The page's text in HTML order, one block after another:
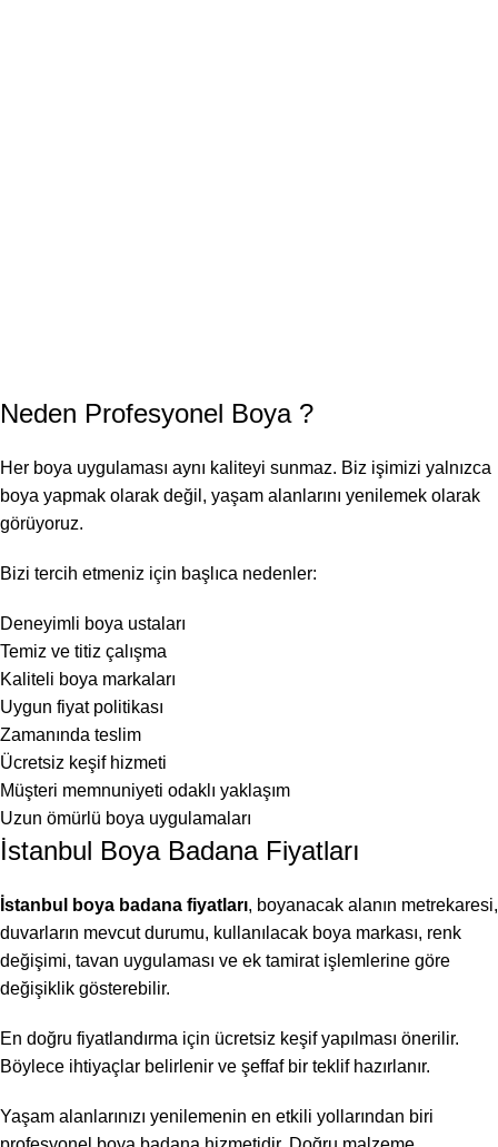
Neden Profesyonel Boya?
Her boya uygulaması aynı kaliteyi sunmaz. Biz işimizi yalnızca
boya yapmak olarak değil, yaşam alanlarını yenilemek olarak
görüyoruz.
Bizi tercih etmeniz için başlıca nedenler:
Deneyimli boya ustaları
Temiz ve titiz çalışma
Kaliteli boya markaları
Uygun fiyat politikası
Zamanında teslim
Ücretsiz keşif hizmeti
Müşteri memnuniyeti odaklı yaklaşım
Uzun ömürlü boya uygulamaları
İstanbul Boya Badana Fiyatları
İstanbul boya badana fiyatları, boyanacak alanın metrekaresi,
duvarların mevcut durumu, kullanılacak boya markası, renk
değişimi, tavan uygulaması ve ek tamirat işlemlerine göre
değişiklik gösterebilir.
En doğru fiyatlandırma için ücretsiz keşif yapılması önerilir.
Böylece ihtiyaçlar belirlenir ve şeffaf bir teklif hazırlanır.
Yaşam alanlarınızı yenilemenin en etkili yollarından biri